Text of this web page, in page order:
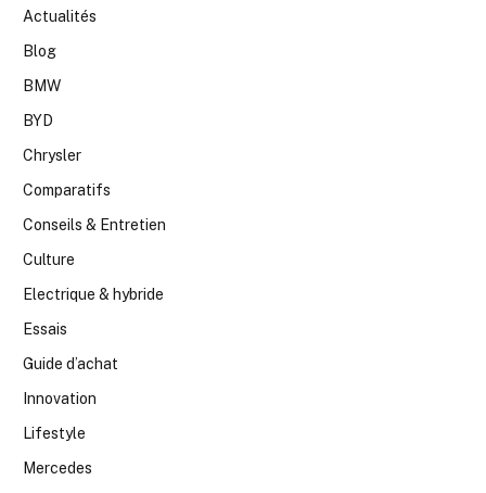
Actualités
Blog
BMW
BYD
Chrysler
Comparatifs
Conseils & Entretien
Culture
Electrique & hybride
Essais
Guide d’achat
Innovation
Lifestyle
Mercedes